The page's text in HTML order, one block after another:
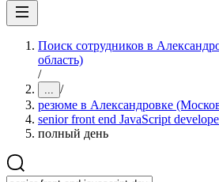
Поиск сотрудников в
область)
/
... /
резюме в Александровке
senior front end JavaScript
полный день